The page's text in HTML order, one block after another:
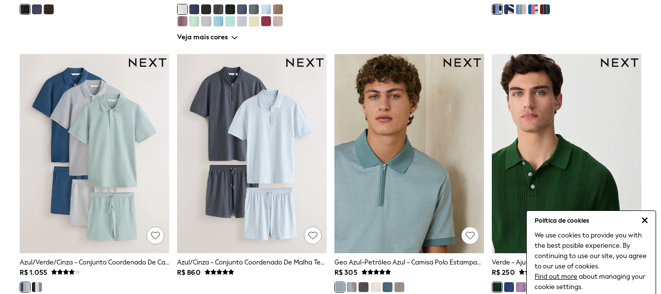
Política de cookies
We use cookies to provide you with
the best posible experience. By
continuing to use our site, you agree
to our use of cookies.
Find out more about managing your
cookie settings.
Socks
Sneakers
Hoodies & Sweatshirts
T-Shirts & Polo Shirts
Jackets
Joggers & Shorts
Shirts
BABY
New In
New In: NEXT
0-3 Months
6-9 Months
9-12 Months
12-18 Months
18-24 Months
Boys
Girls
All Maternity
All Clothing
Cardigans & Knitwear
Coats & Pramsuits
Dresses
Dungarees
Leggings
Occasionwear
Sets & Outfits
Veja mais cores
Azul/Verde/Cinza - Conjunto Coordenado De Camisa Polo E Shorts
R$ 1.055
Azul/Cinza - Conjunto Coordenado De Malha Texturizada
R$ 860
Geo Azul-Petróleo Azul - Camisa Polo Estampada
R$ 305
Verde - Ajuste Regular - Camisa Polo De Malha Pointelle Rica Em Algodão
R$ 250